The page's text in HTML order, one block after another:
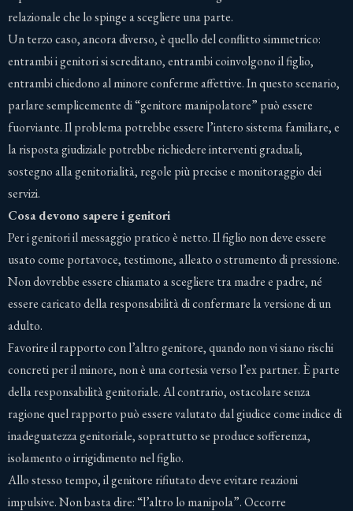
relazionale che lo spinge a scegliere una parte.
Un terzo caso, ancora diverso, è quello del conflitto simmetrico:
entrambi i genitori si screditano, entrambi coinvolgono il figlio,
entrambi chiedono al minore conferme affettive. In questo scenario,
parlare semplicemente di “genitore manipolatore” può essere
fuorviante. Il problema potrebbe essere l’intero sistema familiare, e
la risposta giudiziale potrebbe richiedere interventi graduali,
sostegno alla genitorialità, regole più precise e monitoraggio dei
servizi.
Cosa devono sapere i genitori
Per i genitori il messaggio pratico è netto. Il figlio non deve essere
usato come portavoce, testimone, alleato o strumento di pressione.
Non dovrebbe essere chiamato a scegliere tra madre e padre, né
essere caricato della responsabilità di confermare la versione di un
adulto.
Favorire il rapporto con l’altro genitore, quando non vi siano rischi
concreti per il minore, non è una cortesia verso l’ex partner. È parte
della responsabilità genitoriale. Al contrario, ostacolare senza
ragione quel rapporto può essere valutato dal giudice come indice di
inadeguatezza genitoriale, soprattutto se produce sofferenza,
isolamento o irrigidimento nel figlio.
Allo stesso tempo, il genitore rifiutato deve evitare reazioni
impulsive. Non basta dire: “l’altro lo manipola”. Occorre